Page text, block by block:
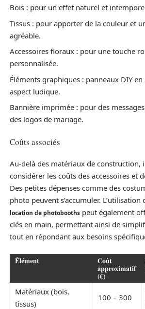
Bois : pour un effet naturel et
Tissus : pour apporter de la couleur et
agréable.
Accessoires floraux : pour une touche
personnalisée.
Éléments graphiques : panneaux DIY
aspect ludique.
Bannière imprimée : pour des
des logos de mariage.
Coûts associés
Au-delà des matériaux de construction,
considérer les coûts des accessoires et
Des petites dépenses comme des
photo peuvent s’accumuler. L’utilisation
location de photobooths peut également
clés en main, permettant ainsi de
tout en répondant aux besoins
Élément Coût
approximatif
(€)
Matériaux (bois,
tissus)
100 – 300